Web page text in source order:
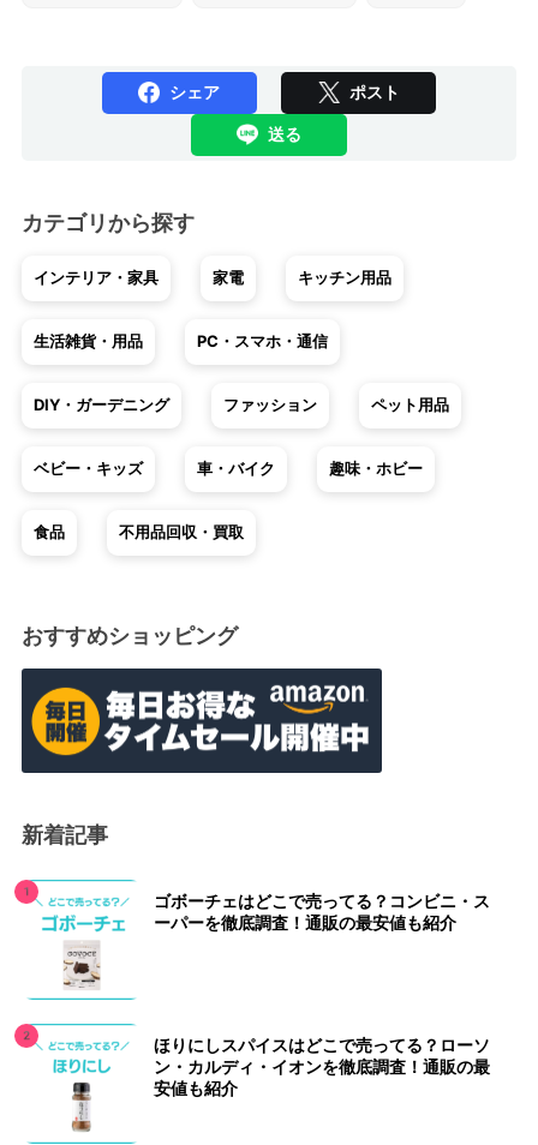
シェア ポスト
送る
カテゴリから探す
インテリア・家具 家電 キッチン用品
生活雑貨・用品 PC・スマホ・通信
DIY・ガーデニング ファッション ペット用品
ベビー・キッズ 車・バイク 趣味・ホビー
食品 不用品回収・買取
おすすめショッピング
新着記事
ゴボーチェはどこで売ってる？コンビニ・ス
ーパーを徹底調査！通販の最安値も紹介
ほりにしスパイスはどこで売ってる？ローソ
ン・カルディ・イオンを徹底調査！通販の最
安値も紹介